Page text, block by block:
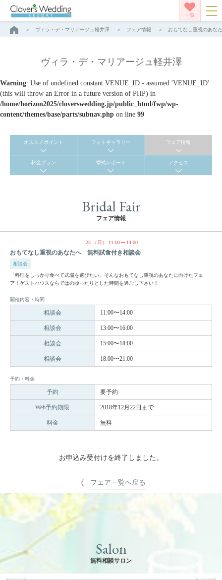
一覧
ヴィラ・デ・マリアージュ軽井澤 フェア情報 おもてなし重視のあな
ヴィラ・デ・マリアージュ軽井澤
Warning: Use of undefined constant VENUE_ID - assumed 'VENUE_ID'
(this will throw an Error in a future version of PHP) in
/home/horizon2025/cloverswedding.jp/public_html/fwp/wp-
content/themes/base/parts/subnav.php on line 99
オススメポイント フォトギャラリー フェア情報
料金プラン 挙式レポート アクセス
Bridal Fair
フェア情報
23 （日） 11:00 14:00
おもてなし重視のあなたへ 無料試食付き相談会
相談会
「料理をしっかり食べて式場を選びたい」そんなおもてなし重視のあなたに向けたフェ
ア！ゲストハウスならではのゆったりとした時間を過ごし下さい！
開催内容・時間
相談会 11:00〜14:00
相談会 13:00〜16:00
相談会 15:00〜18:00
相談会 18:00〜21:00
予約・料金
予約 要予約
Web予約期限 2018年12月22日まで
料金 無料
お申込み受付けを終了しました。
フェア一覧へ戻る
Salon
無料相談サロン